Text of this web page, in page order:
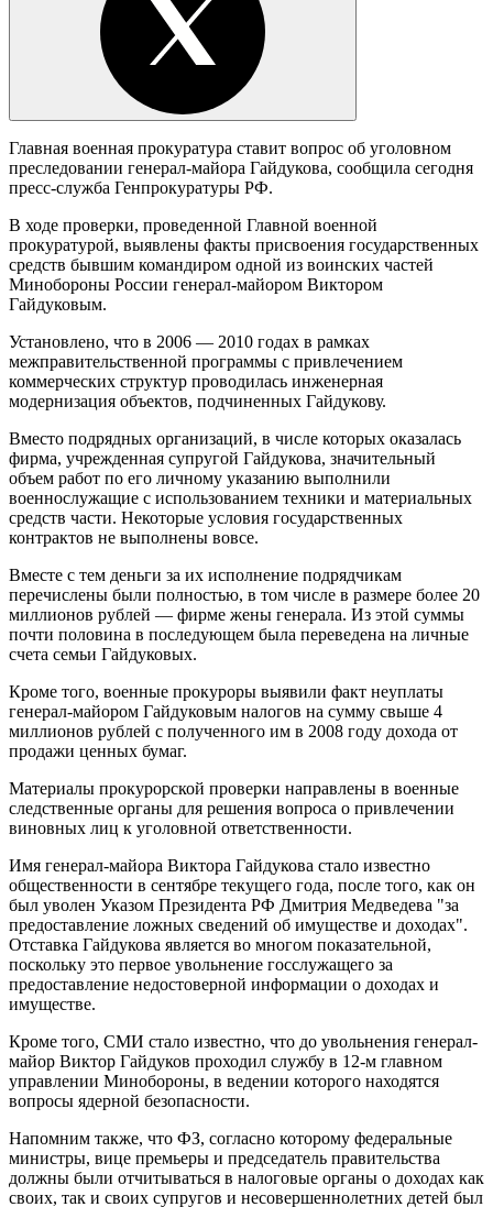
Главная военная прокуратура ставит вопрос об уголовном
преследовании генерал-майора Гайдукова, сообщила сегодня
пресс-служба Генпрокуратуры РФ.
В ходе проверки, проведенной Главной военной
прокуратурой, выявлены факты присвоения государственных
средств бывшим командиром одной из воинских частей
Минобороны России генерал-майором Виктором
Гайдуковым.
Установлено, что в 2006 — 2010 годах в рамках
межправительственной программы с привлечением
коммерческих структур проводилась инженерная
модернизация объектов, подчиненных Гайдукову.
Вместо подрядных организаций, в числе которых оказалась
фирма, учрежденная супругой Гайдукова, значительный
объем работ по его личному указанию выполнили
военнослужащие с использованием техники и материальных
средств части. Некоторые условия государственных
контрактов не выполнены вовсе.
Вместе с тем деньги за их исполнение подрядчикам
перечислены были полностью, в том числе в размере более 20
миллионов рублей — фирме жены генерала. Из этой суммы
почти половина в последующем была переведена на личные
счета семьи Гайдуковых.
Кроме того, военные прокуроры выявили факт неуплаты
генерал-майором Гайдуковым налогов на сумму свыше 4
миллионов рублей с полученного им в 2008 году дохода от
продажи ценных бумаг.
Материалы прокурорской проверки направлены в военные
следственные органы для решения вопроса о привлечении
виновных лиц к уголовной ответственности.
Имя генерал-майора Виктора Гайдукова стало известно
общественности в сентябре текущего года, после того, как он
был уволен Указом Президента РФ Дмитрия Медведева "за
предоставление ложных сведений об имуществе и доходах".
Отставка Гайдукова является во многом показательной,
поскольку это первое увольнение госслужащего за
предоставление недостоверной информации о доходах и
имуществе.
Кроме того, СМИ стало известно, что до увольнения генерал-
майор Виктор Гайдуков проходил службу в 12-м главном
управлении Минобороны, в ведении которого находятся
вопросы ядерной безопасности.
Напомним также, что ФЗ, согласно которому федеральные
министры, вице премьеры и председатель правительства
должны были отчитываться в налоговые органы о доходах как
своих, так и своих супругов и несовершеннолетних детей был